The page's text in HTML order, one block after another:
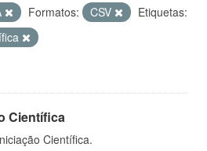
Formatos: CSV
Etiquetas:
Científica
Científica.